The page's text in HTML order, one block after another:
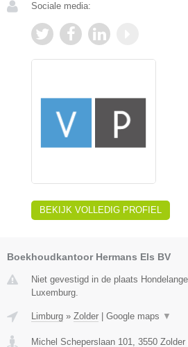
Sociale media:
BEKIJK VOLLEDIG PROFIEL
Boekhoudkantoor Hermans Els BV
Niet gevestigd in de plaats
Luxemburg.
Limburg » Zolder Google maps ▼
Michel Scheperslaan 101, 3550 Zolder